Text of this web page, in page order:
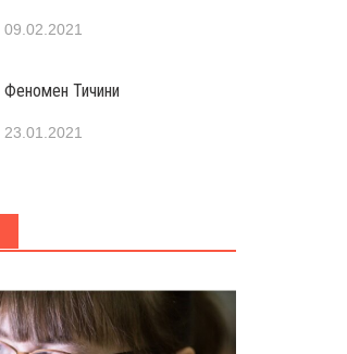
09.02.2021
Феномен Тичини
23.01.2021